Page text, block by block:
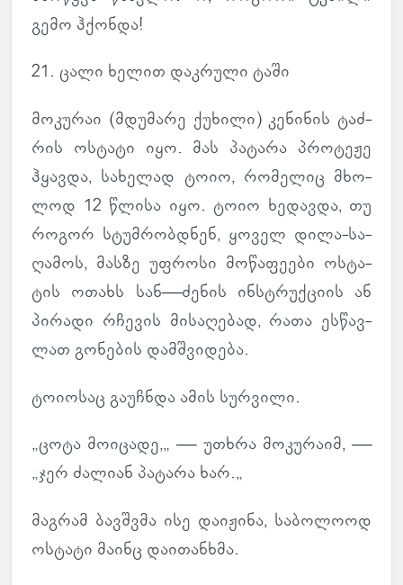
გემო ჰქონდა!
21. ცალი ხელით დაკ­რული ტაში
მო­კუ­რაი (მდუ­მარე ქუ­ხილი) კე­ნი­ნის ტაძ­
რის ოს­ტატი იყო. მას პა­ტარა პრო­ტეჟე
ჰყავდა, სა­ხე­ლად ტოიო, რო­მე­ლიც მხო­
ლოდ 12 წლისა იყო. ტოიო ხე­დავდა, თუ
როგორ სტუმ­რობ­დნენ, ყოველ დილა-სა­
ღა­მოს, მასზე უფ­როსი მო­წა­ფე­ები ოს­ტა­
ტის ოთახს სან—ძენის ინ­სტრუქ­ციის ან
პი­რადი რჩე­ვის მი­სა­ღე­ბად, რათა ეს­წავ­
ლათ გო­ნე­ბის დამ­შვი­დება.
ტო­ი­ო­საც გა­უჩ­ნდა ამის სურ­ვილი.
„ცოტა მო­ი­ცადე,„ — უთხრა მო­კუ­რაიმ, —
„ჯერ ძა­ლიან პა­ტარა ხარ.„
მაგ­რამ ბავ­შვმა ისე და­ი­ჟინა, სა­ბო­ლოოდ
ოს­ტატი მაინც და­ი­თან­ხმა.